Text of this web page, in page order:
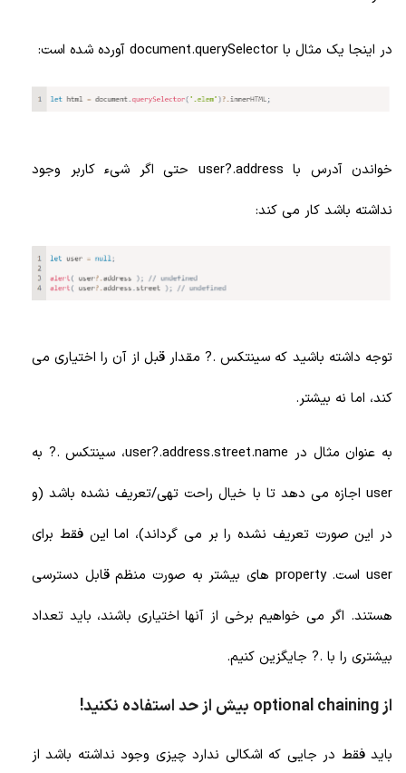
در اینجا یک مثال با document.querySelector آورده شده است:
خواندن آدرس با user?.address حتی اگر شیء کاربر وجود
نداشته باشد کار می کند:
توجه داشته باشید که سینتکس .? مقدار قبل از آن را اختیاری می
کند، اما نه بیشتر.
به عنوان مثال در user?.address.street.name، سینتکس .? به
user اجازه می دهد تا با خیال راحت تهی/تعریف نشده باشد (و
در این صورت تعریف نشده را بر می گرداند)، اما این فقط برای
user است. property های بیشتر به صورت منظم قابل دسترسی
هستند. اگر می خواهیم برخی از آنها اختیاری باشند، باید تعداد
بیشتری را با .? جایگزین کنیم.
از optional chaining بیش از حد استفاده نکنید!
باید فقط در جایی که اشکالی ندارد چیزی وجود نداشته باشد از